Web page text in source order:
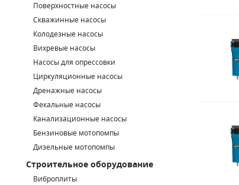
Поверхностные насосы
Скважинные насосы
Колодезные насосы
Вихревые насосы
Насосы для опрессовки
Циркуляционные насосы
Дренажные насосы
Фекальные насосы
Канализационные насосы
Бензиновые мотопомпы
Дизельные мотопомпы
Строительное оборудование
Виброплиты
СМЕННЫЕ ЭЛЕМЕНТЫ МАГИСТРАЛЬНЫХ ФИЛЬТРОВ
ДЛЯ АДСОРБЦИОННЫХ ОСУШИТЕЛЕЙ
ЭЛЕКТРОДВИГАТЕЛИ
БЕНЗИНОВЫЕ ДВИГАТЕЛИ
ДИЗЕЛЬНЫЕ ДВИГАТЕЛИ
ФИЛЬТРЫ ТОПЛИВНЫЕ